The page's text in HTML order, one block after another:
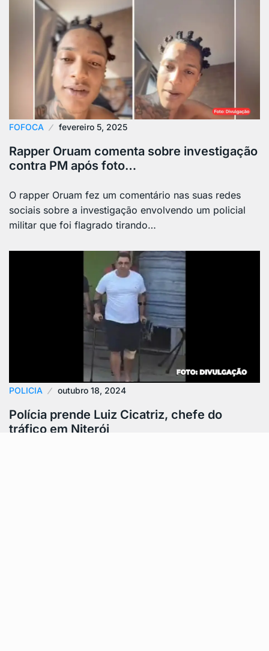
FOFOCA fevereiro 5, 2025
Rapper Oruam comenta sobre investigação
contra PM após foto…
O rapper Oruam fez um comentário nas suas redes
sociais sobre a investigação envolvendo um policial
militar que foi flagrado tirando…
POLICIA outubro 18, 2024
Polícia prende Luiz Cicatriz, chefe do
tráfico em Niterói